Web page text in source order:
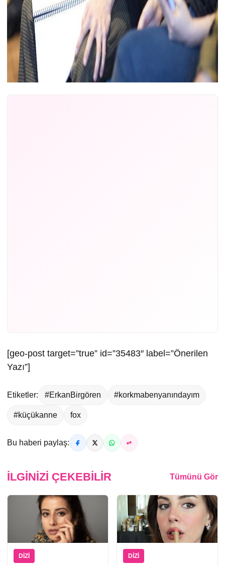
[geo-post target=”true” id=”35483″ label=”Önerilen
Yazı”]
Etiketler: #ErkanBirgören #korkmabenyanındayım
#küçükanne fox
Bu haberi paylaş:
İLGINIZI ÇEKEBILIR Tümünü Gör
DIZI DIZI